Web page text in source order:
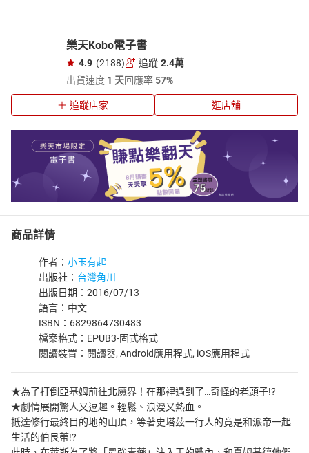
樂天Kobo電子書
4.9 (2188) 追蹤 2.4萬
出貨速度 1 天回應率57%
追蹤店家 逛店舖
商品詳情
作者： 小玉有起
出版社： 台灣角川
出版日期：2016/07/13
語言：中文
ISBN：6829864730483
檔案格式：EPUB3-固式格式
閱讀裝置：閱讀器, Android應用程式, iOS應用程式
★為了打倒亞基姆前往北魔界！在那裡遇到了…奇怪的老頭子!?
★劇情展開驚人又逗趣。輕鬆、浪漫又熱血。
抵達修行最終目的地的山頂，等著史塔茲一行人的竟是和派帝一起
生活的伯艮蒂!?